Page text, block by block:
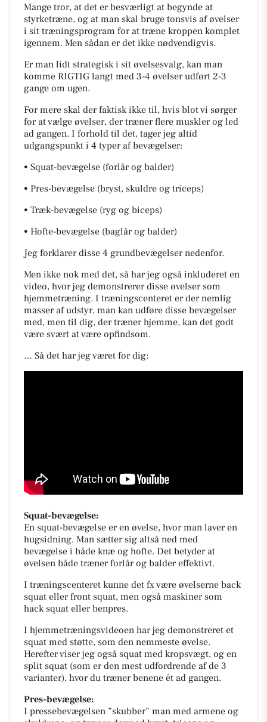
Mange tror, at det er besværligt at begynde at
styrketræne, og at man skal bruge tonsvis af øvelser
i sit træningsprogram for at træne kroppen komplet
igennem. Men sådan er det ikke nødvendigvis.
Er man lidt strategisk i sit øvelsesvalg, kan man
komme RIGTIG langt med 3-4 øvelser udført 2-3
gange om ugen.
For mere skal der faktisk ikke til, hvis blot vi sørger
for at vælge øvelser, der træner flere muskler og led
ad gangen. I forhold til det, tager jeg altid
udgangspunkt i 4 typer af bevægelser:
• Squat-bevægelse (forlår og balder)
• Pres-bevægelse (bryst, skuldre og triceps)
• Træk-bevægelse (ryg og biceps)
• Hofte-bevægelse (baglår og balder)
Jeg forklarer disse 4 grundbevægelser nedenfor.
Men ikke nok med det, så har jeg også inkluderet en
video, hvor jeg demonstrerer disse øvelser som
hjemmetræning. I træningscenteret er der nemlig
masser af udstyr, man kan udføre disse bevægelser
med, men til dig, der træner hjemme, kan det godt
være svært at være opfindsom.
… Så det har jeg været for dig:
Squat-bevægelse:
En squat-bevægelse er en øvelse, hvor man laver en
hugsidning. Man sætter sig altså ned med
bevægelse i både knæ og hofte. Det betyder at
øvelsen både træner forlår og balder effektivt.
I træningscenteret kunne det fx være øvelserne back
squat eller front squat, men også maskiner som
hack squat eller benpres.
I hjemmetræningsvideoen har jeg demonstreret et
squat med støtte, som den nemmeste øvelse.
Herefter viser jeg også squat med kropsvægt, og en
split squat (som er den mest udfordrende af de 3
varianter), hvor du træner benene ét ad gangen.
Pres-bevægelse:
I pressebevægelsen ”skubber” man med armene og